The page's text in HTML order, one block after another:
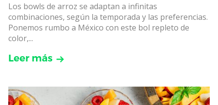
Los bowls de arroz se adaptan a infinitas
combinaciones, según la temporada y las preferencias.
Ponemos rumbo a México con este bol repleto de
color,...
Leer más